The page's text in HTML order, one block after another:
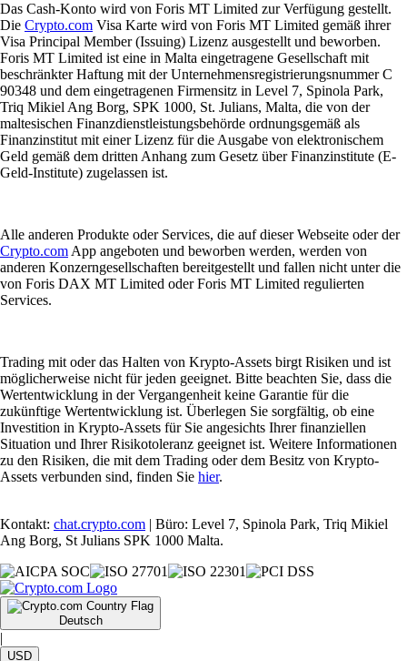
Das Cash-Konto wird von Foris MT Limited zur Verfügung gestellt.
Die Crypto.com Visa Karte wird von Foris MT Limited gemäß ihrer
Visa Principal Member (Issuing) Lizenz ausgestellt und beworben.
Foris MT Limited ist eine in Malta eingetragene Gesellschaft mit
beschränkter Haftung mit der Unternehmensregistrierungsnummer C
90348 und dem eingetragenen Firmensitz in Level 7, Spinola Park,
Triq Mikiel Ang Borg, SPK 1000, St. Julians, Malta, die von der
maltesischen Finanzdienstleistungsbehörde ordnungsgemäß als
Finanzinstitut mit einer Lizenz für die Ausgabe von elektronischem
Geld gemäß dem dritten Anhang zum Gesetz über Finanzinstitute (E-
Geld-Institute) zugelassen ist.
Alle anderen Produkte oder Services, die auf dieser Webseite oder der
Crypto.com App angeboten und beworben werden, werden von
anderen Konzerngesellschaften bereitgestellt und fallen nicht unter die
von Foris DAX MT Limited oder Foris MT Limited regulierten
Services.
Trading mit oder das Halten von Krypto-Assets birgt Risiken und ist
möglicherweise nicht für jeden geeignet. Bitte beachten Sie, dass die
Wertentwicklung in der Vergangenheit keine Garantie für die
zukünftige Wertentwicklung ist. Überlegen Sie sorgfältig, ob eine
Investition in Krypto-Assets für Sie angesichts Ihrer finanziellen
Situation und Ihrer Risikotoleranz geeignet ist. Weitere Informationen
zu den Risiken, die mit dem Trading oder dem Besitz von Krypto-
Assets verbunden sind, finden Sie hier.
Kontakt: chat.crypto.com | Büro: Level 7, Spinola Park, Triq Mikiel
Ang Borg, St Julians SPK 1000 Malta.
Deutsch
|
USD